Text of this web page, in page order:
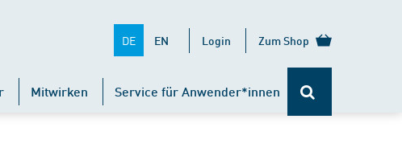
DE EN Login Zum Shop
Mitwirken Service für Anwender*innen